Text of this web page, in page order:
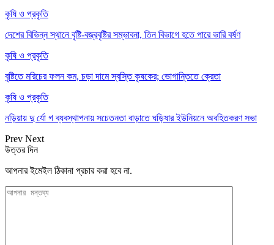
কৃষি ও প্রকৃতি
দেশের বিভিন্ন স্থানে বৃষ্টি-বজ্রবৃষ্টির সম্ভাবনা, তিন বিভাগে হতে পারে ভারি বর্ষণ
কৃষি ও প্রকৃতি
বৃষ্টিতে মরিচের ফলন কম, চড়া দামে স্বস্তি কৃষকের; ভোগান্তিতে ক্রেতা
কৃষি ও প্রকৃতি
নড়িয়ায় দু র্যো গ ব্যবস্থাপনায় সচেতনতা বাড়াতে ঘড়িষার ইউনিয়নে অবহিতকরণ সভা
Prev Next
উত্তর দিন
আপনার ইমেইল ঠিকানা প্রচার করা হবে না.